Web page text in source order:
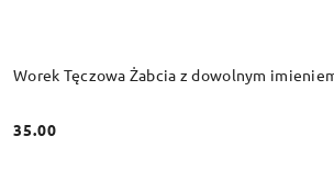
Worek Tęczowa Żabcia z dowolnym
Cena:
35.00